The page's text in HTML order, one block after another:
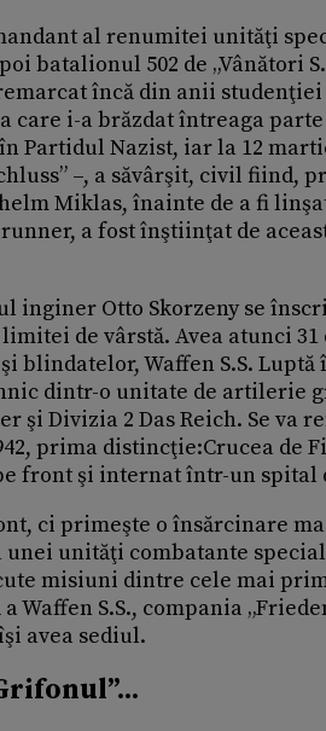
al renumitei unităţi
batalionul 502 de „Vânători
încă din anii
i-a brăzdat întreaga
Partidul Nazist, iar la 12
–, a săvârşit, civil fiind,
Miklas, înainte de a fi
a fost înştiinţat de
inginer Otto Skorzeny se
de vârstă. Avea atunci 31
blindatelor, Waffen S.S.
dintr-o unitate de artilerie
şi Divizia 2 Das Reich. Se va
prima distincţie:Crucea de
front şi internat într-un spital
ci primeşte o însărcinare
unităţi combatante
misiuni dintre cele mai
S.S., compania
avea sediul.